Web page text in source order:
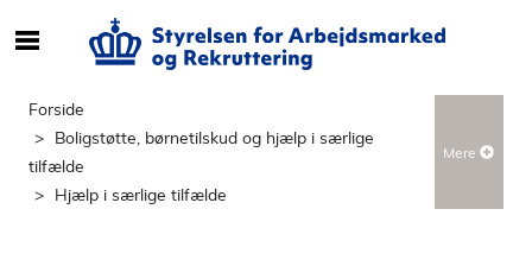
e
t
Forside
Boligstøtte, børnetilskud og hjælp i særlige
tilfælde
Hjælp i særlige tilfælde
Mere